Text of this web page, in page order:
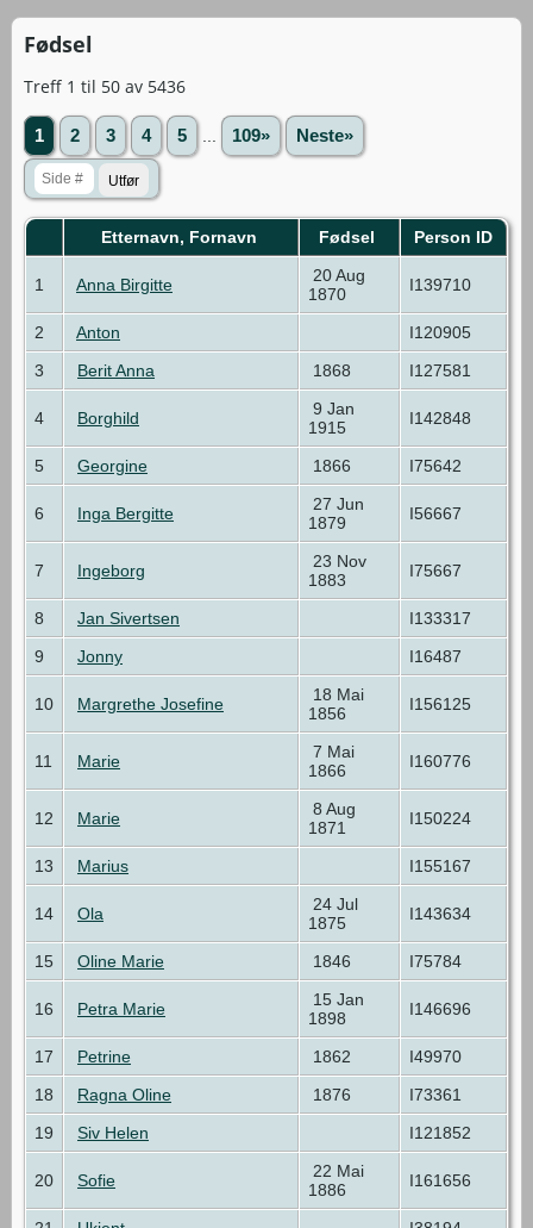
Fødsel
Treff 1 til 50 av 5436
1 2 3 4 5 109» Neste»
Etternavn, Fornavn Fødsel Person ID
1 Anna Birgitte
20 Aug
1870
I139710
2 Anton
I120905
3
Berit Anna 1868 I127581
4 Borghild
9 Jan
1915
I142848
5 Georgine 1866 I75642
6 Inga Bergitte
27 Jun
1879
I56667
7 Ingeborg
23 Nov
1883
I75667
8 Jan Sivertsen
I133317
9
Jonny I16487
10 Margrethe Josefine
18 Mai
1856
I156125
11 Marie
7 Mai
1866
I160776
12 Marie
8 Aug
1871
I150224
13 Marius I155167
14 Ola
24 Jul
1875
I143634
15 Oline Marie 1846 I75784
16 Petra Marie
15 Jan
1898
I146696
17 Petrine 1862
I49970
18
Ragna Oline 1876
I73361
19
Siv Helen I121852
20 Sofie
22 Mai
1886
I161656